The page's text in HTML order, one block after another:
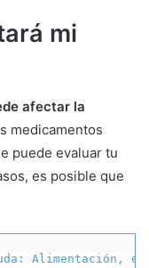
mi
afectar la
medicamentos
puede evaluar tu
es posible que
Alimentación,